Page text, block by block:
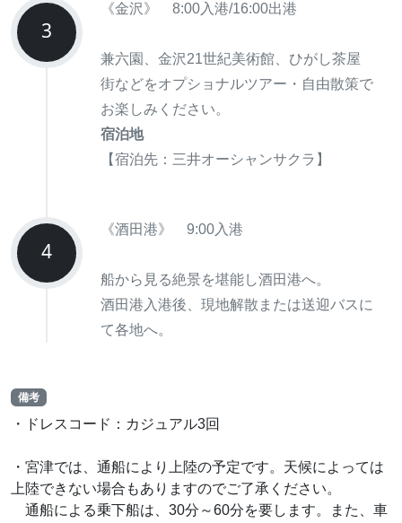
3
《金沢》 8:00入港/16:00出港
兼六園、金沢21世紀美術館、ひがし茶屋
街などをオプショナルツアー・自由散策で
お楽しみください。
宿泊地
【宿泊先：三井オーシャンサクラ】
4
《酒田港》 9:00入港
船から見る絶景を堪能し酒田港へ。
酒田港入港後、現地解散または送迎バスに
て各地へ。
備考
・ドレスコード：カジュアル3回
・宮津では、通船により上陸の予定です。天候によっては
上陸できない場合もありますのでご了承ください。
通船による乗下船は、30分～60分を要します。また、車